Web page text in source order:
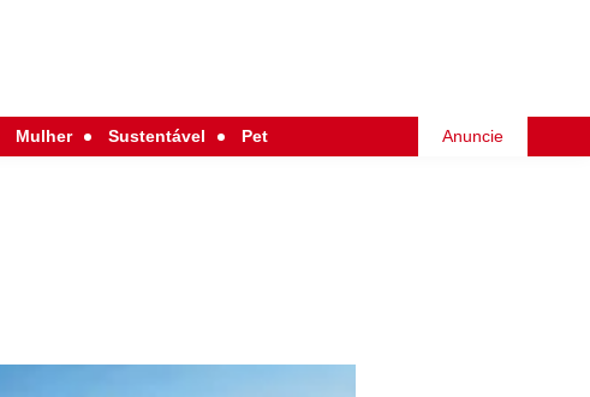
Mulher Sustentável Pet Anuncie